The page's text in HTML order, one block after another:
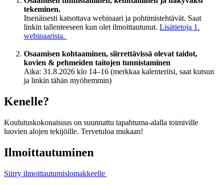
tekeminen.
Itsenäisesti katsottava webinaari ja pohtimistehtävät. Saat
linkin tallenteeseen kun olet ilmoittautunut. Lisätietoja 1.
webinaarista.
Osaamisen kohtaaminen, siirrettävissä olevat taidot,
kovien & pehmeiden taitojen tunnistaminen
Aika: 31.8.2026 klo 14–16 (merkkaa kalenteriisi, saat kutsun
ja linkin tähän myöhemmin)
Kenelle?
Koulutuskokonaisuus on suunnattu tapahtuma-alalla toimiville
luovien alojen tekijöille. Tervetuloa mukaan!
Ilmoittautuminen
Siirry ilmoittautumislomakkeelle